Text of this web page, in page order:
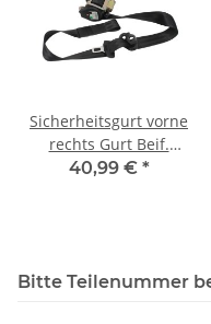
Sicherheitsgurt vorne
rechts Gurt Beif.
schwarz 8P3857706B
40,99 € *
Bitte Teilenummer